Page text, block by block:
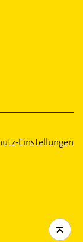
Einstellungen